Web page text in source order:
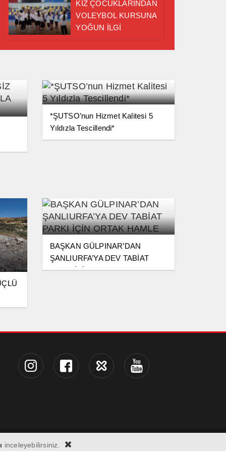
TAMAMLANDI
KIZ ÇOCUKLARINDAN
VOLEYBOL KURSUNA
YOĞUN İLGİ
*ŞUTSO’nun Hizmet Kalitesi 5
Yıldızla Tescillendi*
BAŞKAN GÜLPINAR’DAN
ŞANLIURFA’YA DEV TABİAT
PARKI İÇİN ORTAK HAMLE
inceleyebilirsiniz.